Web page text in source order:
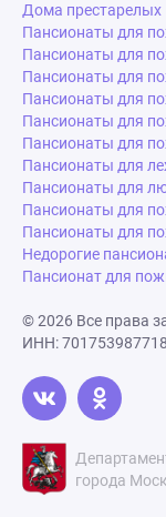
Дома престарелых
Пансионаты для
Пансионаты для
Пансионаты для
Пансионаты для
Пансионаты для
Пансионаты для
Пансионаты для
Пансионаты для
Пансионаты для
Пансионаты для
Недорогие
Пансионат для
© 2026 Все права
ИНН:
города